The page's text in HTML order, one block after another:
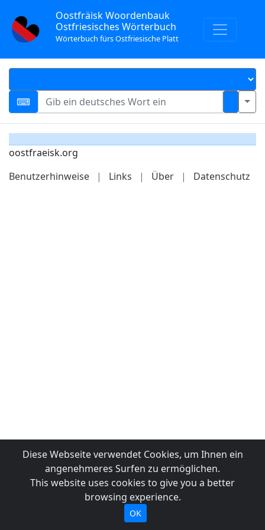
Oostfräisk Woordenbauk
Ostfriesisches Wörterbuch
Wörterbuch fürs Ostfriesische Platt
oostfraeisk.org
Benutzerhinweise
| Links | Über | Datenschutz
Diese Webseite verwendet Cookies, um Ihnen ein
angenehmeres Surfen zu ermöglichen.
This website uses cookies to give you a better
browsing experience.
OK